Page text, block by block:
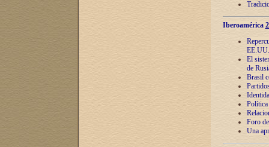
Iberoamérica
EE.UU.
El
de
Brasil
Política
Foro
Una